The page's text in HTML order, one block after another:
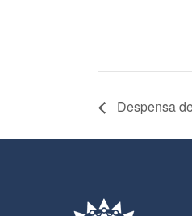
Despensa